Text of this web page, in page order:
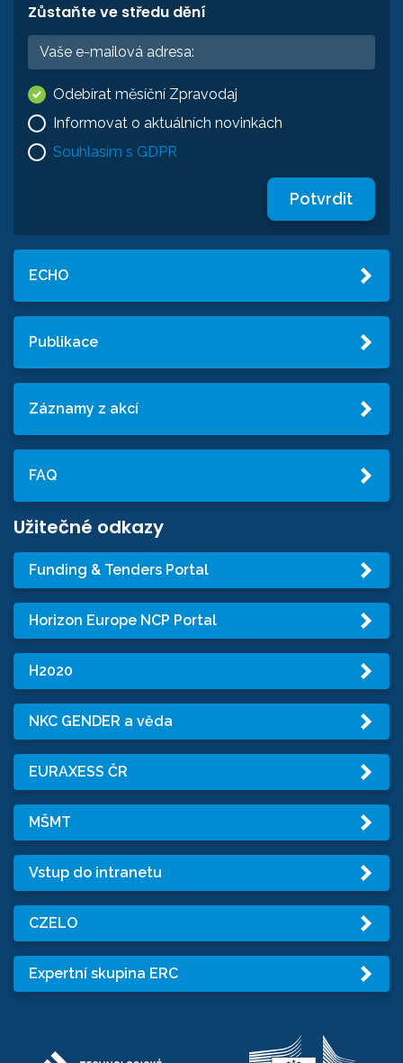
Zůstaňte ve středu dění
Odebírat měsíční Zpravodaj
Informovat o aktuálních novinkách
Souhlasím s GDPR
Potvrdit
ECHO
Publikace
Záznamy z akcí
FAQ
Užitečné odkazy
Funding & Tenders Portal
Horizon Europe NCP Portal
H2020
NKC GENDER a věda
EURAXESS ČR
MŠMT
Vstup do intranetu
CZELO
Expertní skupina ERC